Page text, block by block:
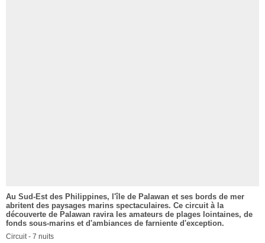
Au Sud-Est des Philippines, l'île de Palawan et ses bords de mer
abritent des paysages marins spectaculaires. Ce circuit à la
découverte de Palawan ravira les amateurs de plages lointaines, de
fonds sous-marins et d'ambiances de farniente d'exception.
Circuit - 7 nuits